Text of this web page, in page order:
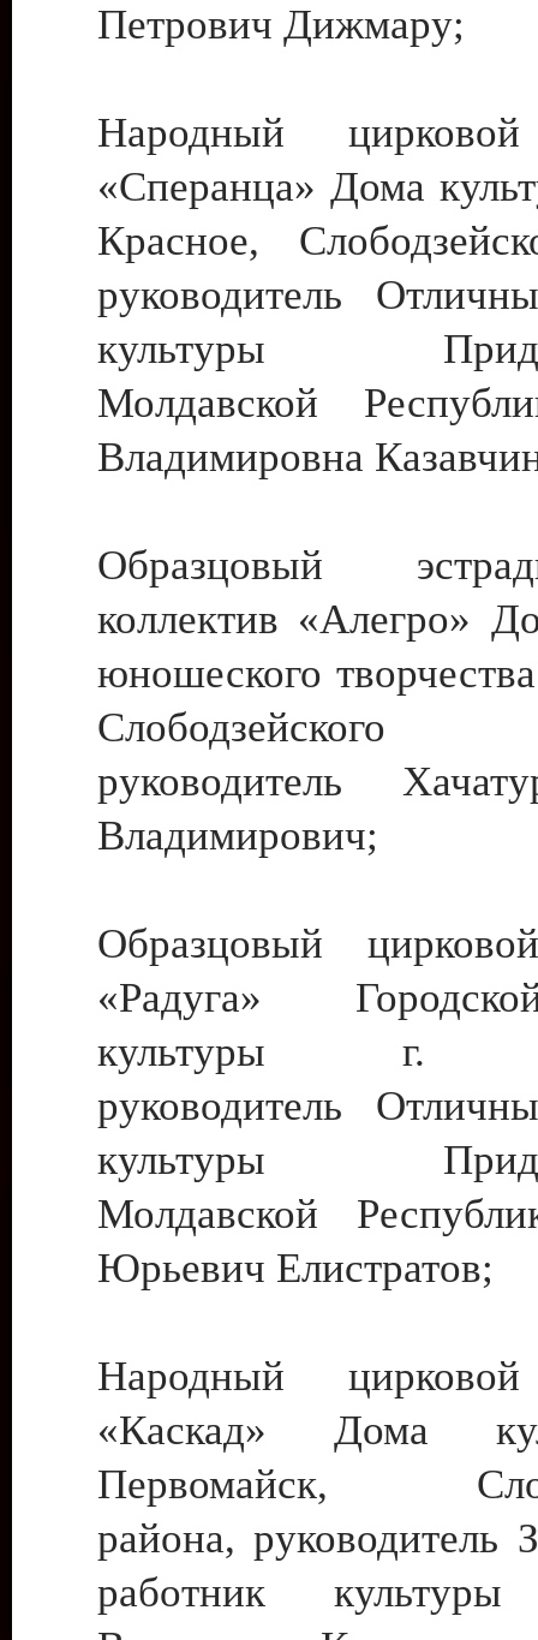
Петрович Дижмару;
Народный цирковой
«Сперанца» Дома
Красное,
руководитель
культуры
Молдавской
Владимировна
Образцовый
коллектив «Алегро»
юношеского
руководитель
Владимирович;
Образцовый
«Радуга»
культуры г.
руководитель
культуры
Молдавской
Юрьевич Елистратов;
Народный цирковой
«Каскад» Дома
Первомайск,
района, руководитель
работник культуры